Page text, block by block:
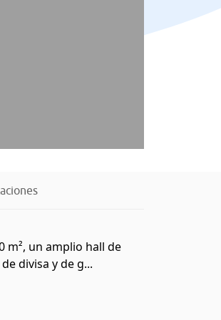
m², un amplio hall de
divisa y de g...